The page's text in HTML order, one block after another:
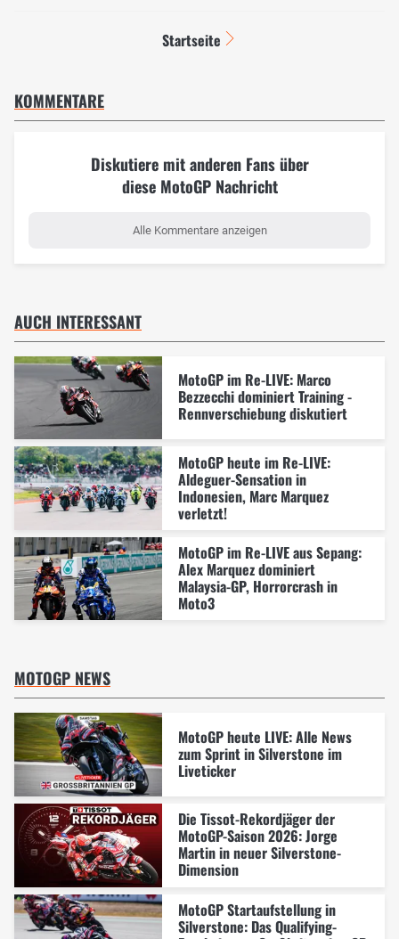
Startseite
KOMMENTARE
Diskutiere mit anderen Fans über
diese MotoGP Nachricht
Alle Kommentare anzeigen
AUCH INTERESSANT
MotoGP im Re-LIVE: Marco
Bezzecchi dominiert Training -
Rennverschiebung diskutiert
MotoGP heute im Re-LIVE:
Aldeguer-Sensation in
Indonesien, Marc Marquez
verletzt!
MotoGP im Re-LIVE aus Sepang:
Alex Marquez dominiert
Malaysia-GP, Horrorcrash in
Moto3
MOTOGP NEWS
MotoGP heute LIVE: Alle News
zum Sprint in Silverstone im
Liveticker
Die Tissot-Rekordjäger der
MotoGP-Saison 2026: Jorge
Martin in neuer Silverstone-
Dimension
MotoGP Startaufstellung in
Silverstone: Das Qualifying-